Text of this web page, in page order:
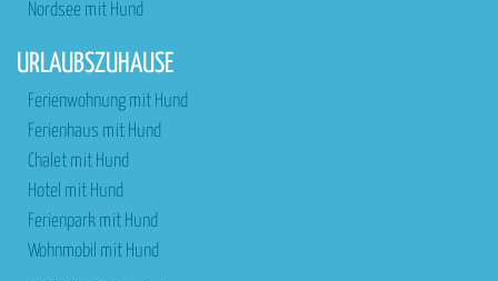
Nordsee mit Hund
URLAUBSZUHAUSE
Ferienwohnung mit Hund
Ferienhaus mit Hund
Chalet mit Hund
Hotel mit Hund
Ferienpark mit Hund
Wohnmobil mit Hund